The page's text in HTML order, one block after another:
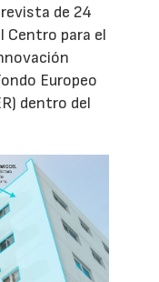
de 24
Centro para el
Europeo
dentro del